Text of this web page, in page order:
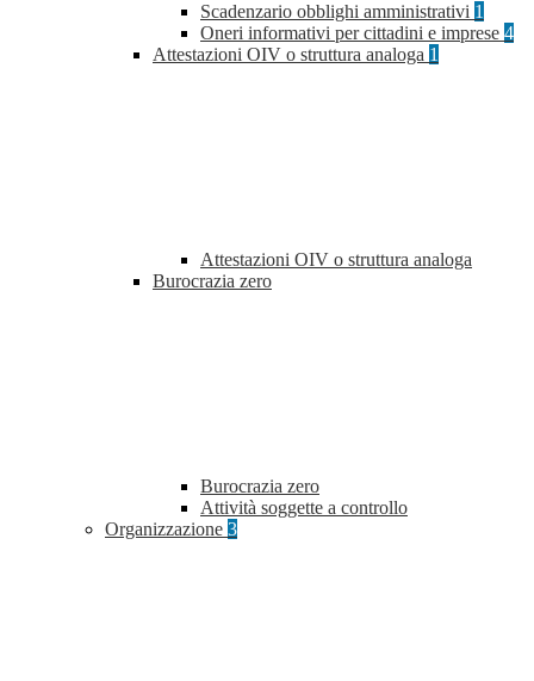
Scadenzario obblighi amministrativi 1
Oneri informativi per cittadini e imprese 4
Attestazioni OIV o struttura analoga 1
Attestazioni OIV o struttura analoga
Burocrazia zero
Burocrazia zero
Attività soggette a controllo
Organizzazione 3